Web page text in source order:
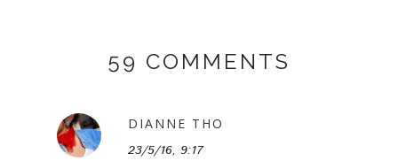
59 COMMENTS
DIANNE THO
23/5/16, 9:17